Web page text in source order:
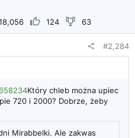
124 63
#2,284
Który chleb można upiec
720 i 2000? Dobrze, żeby
Mirabbelki. Ale zakwas